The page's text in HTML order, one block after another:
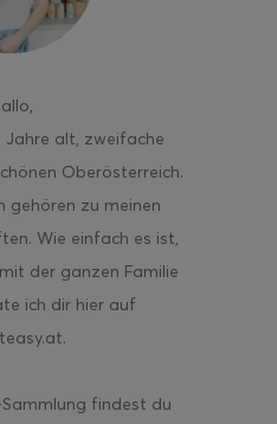
,
Jahre alt, zweifache
Oberösterreich.
gehören zu meinen
Wie einfach es ist,
der ganzen Familie
ich dir hier auf
findest du